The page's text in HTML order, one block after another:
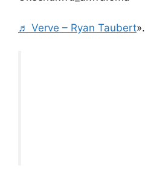
♬ Verve – Ryan Taubert».